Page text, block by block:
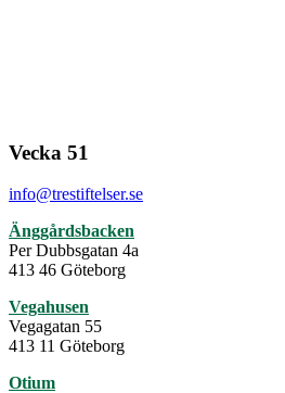
Vecka 51
info@trestiftelser.se
Änggårdsbacken
Per Dubbsgatan 4a
413 46 Göteborg
Vegahusen
Vegagatan 55
413 11 Göteborg
Otium